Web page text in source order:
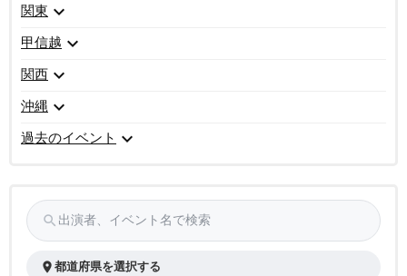
関東 expand_more
甲信越 expand_more
関西 expand_more
沖縄 expand_more
過去のイベント expand_more
search 出演者、イベント名で検索
place 都道府県を選択する